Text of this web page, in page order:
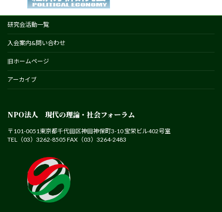
研究会活動一覧
入会案内&問い合わせ
旧ホームページ
アーカイブ
NPO法人 現代の理論・社会フォーラム
〒101-0051東京都千代田区神田神保町3-10 宝栄ビル402号室
TEL（03）3262-8505 FAX（03）3264-2483